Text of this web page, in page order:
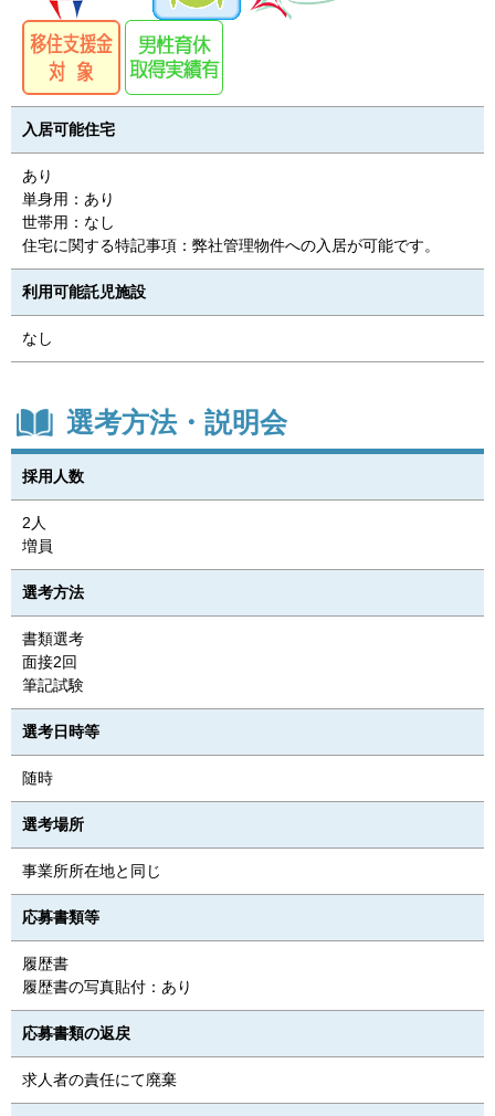
入居可能住宅
あり
単身用：あり
世帯用：なし
住宅に関する特記事項：弊社管理物件への入居が可能です。
利用可能託児施設
なし
選考方法・説明会
採用人数
2人
増員
選考方法
書類選考
面接2回
筆記試験
選考日時等
随時
選考場所
事業所所在地と同じ
応募書類等
履歴書
履歴書の写真貼付：あり
応募書類の返戻
求人者の責任にて廃棄